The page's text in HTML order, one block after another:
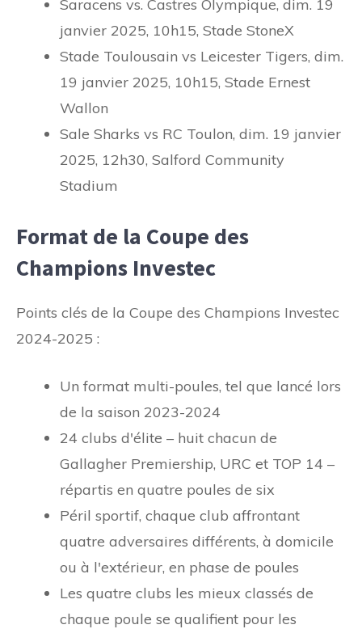
Saracens vs. Castres Olympique, dim. 19
janvier 2025, 10h15, Stade StoneX
Stade Toulousain vs Leicester Tigers, dim.
19 janvier 2025, 10h15, Stade Ernest
Wallon
Sale Sharks vs RC Toulon, dim. 19 janvier
2025, 12h30, Salford Community
Stadium
Format de la Coupe des
Champions Investec
Points clés de la Coupe des Champions Investec
2024-2025 :
Un format multi-poules, tel que lancé lors
de la saison 2023-2024
24 clubs d'élite – huit chacun de
Gallagher Premiership, URC et TOP 14 –
répartis en quatre poules de six
Péril sportif, chaque club affrontant
quatre adversaires différents, à domicile
ou à l'extérieur, en phase de poules
Les quatre clubs les mieux classés de
chaque poule se qualifient pour les